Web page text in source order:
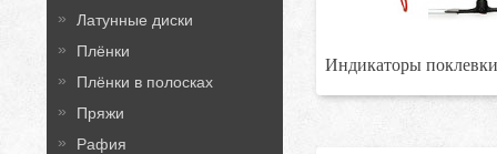
Латунные диски
Плёнки
Плёнки в полосках
Пряжи
Рафия
Индикаторы поклевки